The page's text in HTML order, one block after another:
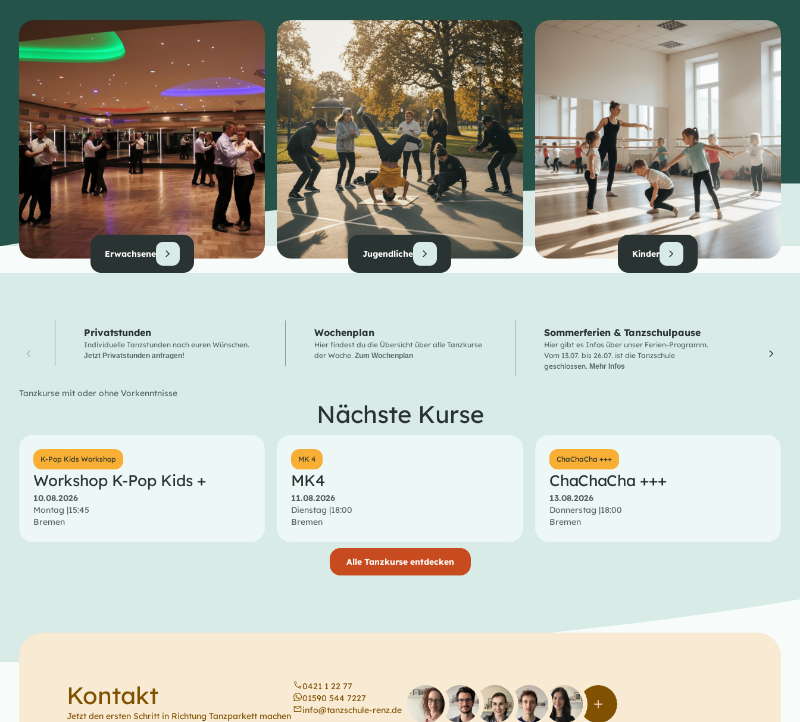
Erwachsene Jugendliche Kinder
Privatstunden
Individuelle Tanzstunden nach euren Wünschen.
Jetzt Privatstunden anfragen!
Wochenplan
Hier findest du die Übersicht über alle Tanzkurse
der Woche. Zum Wochenplan
Sommerferien & Tanzschulpause
Hier gibt es Infos über unser Ferien-Programm.
Vom 13.07. bis 26.07. ist die Tanzschule
geschlossen.Mehr Infos
Tanzkurse mit oder ohne Vorkenntnisse
Nächste Kurse
K-Pop Kids Workshop
Workshop K-Pop Kids +
10.08.2026
Montag |15:45
Bremen
MK 4
MK4
11.08.2026
Dienstag |18:00
Bremen
ChaChaCha +++
ChaChaCha +++
13.08.2026
Donnerstag |18:00
Bremen
Alle Tanzkurse entdecken
Kontakt
Jetzt den ersten Schritt in Richtung Tanzparkett machen
0421 1 22 77
01590 544 7227
info@tanzschule-renz.de